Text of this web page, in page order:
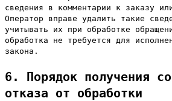
сведения в комментарии к заказу
Оператор вправе удалить такие
учитывать их при обработке
обработка не требуется для
закона.
6. Порядок получения
отказа от обработки